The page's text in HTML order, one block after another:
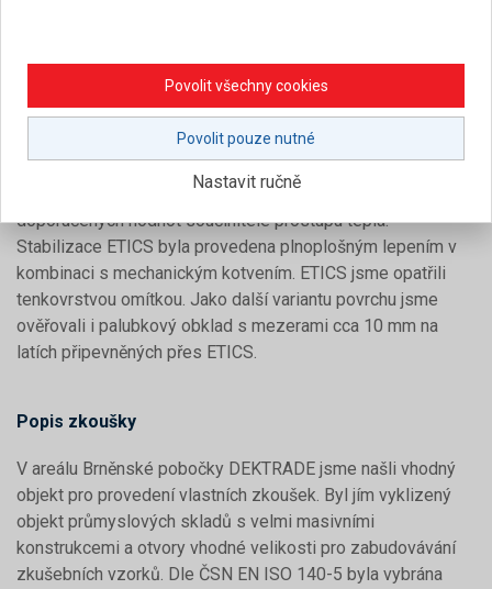
Dekpanelu D,
sádrokarton na dřevěném roštu z KVH hranolů 40/60
mm – tloušťka vzduchové vrstvy 40 mm.
Tloušťky tepelných izolací byly navrženy tak, aby skladby
měly stejné tepelně technické parametry na úrovni
doporučených hodnot součinitele prostupu tepla.
Stabilizace ETICS byla provedena plnoplošným lepením v
kombinaci s mechanickým kotvením. ETICS jsme opatřili
tenkovrstvou omítkou. Jako další variantu povrchu jsme
ověřovali i palubkový obklad s mezerami cca 10 mm na
latích připevněných přes ETICS.
Popis zkoušky
V areálu Brněnské pobočky DEKTRADE jsme našli vhodný
objekt pro provedení vlastních zkoušek. Byl jím vyklizený
objekt průmyslových skladů s velmi masivními
konstrukcemi a otvory vhodné velikosti pro zabudovávání
zkušebních vzorků. Dle ČSN EN ISO 140-5 byla vybrána
Povolit všechny cookies
Povolit pouze nutné
Nastavit ručně